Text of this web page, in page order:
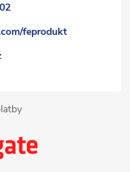
feprodukt